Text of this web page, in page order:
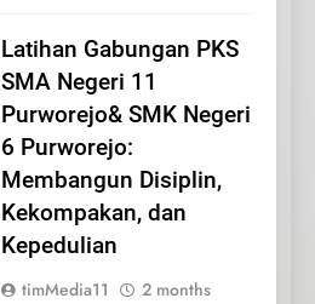
Latihan Gabungan PKS
SMA Negeri 11
Purworejo& SMK Negeri
6 Purworejo:
Membangun Disiplin,
Kekompakan, dan
Kepedulian
timMedia11
2 months